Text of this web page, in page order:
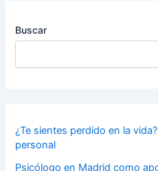
Buscar
¿Te sientes perdido en la
personal
Psicólogo en Madrid como